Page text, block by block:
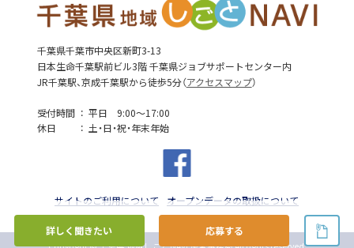
詳しく聞きたい 応募する
千葉県千葉市中央区新町3-13
日本生命千葉駅前ビル3階 千葉県ジョブサポートセンター内
JR千葉駅、京成千葉駅から徒歩5分（アクセスマップ）
受付時間
平日 9:00～17:00
休日
土・日・祝・年末年始
サイトのご利用について オープンデータの取扱について